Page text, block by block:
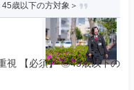
歳以下の方対象＞
視 【必須】 ◎45歳以下の